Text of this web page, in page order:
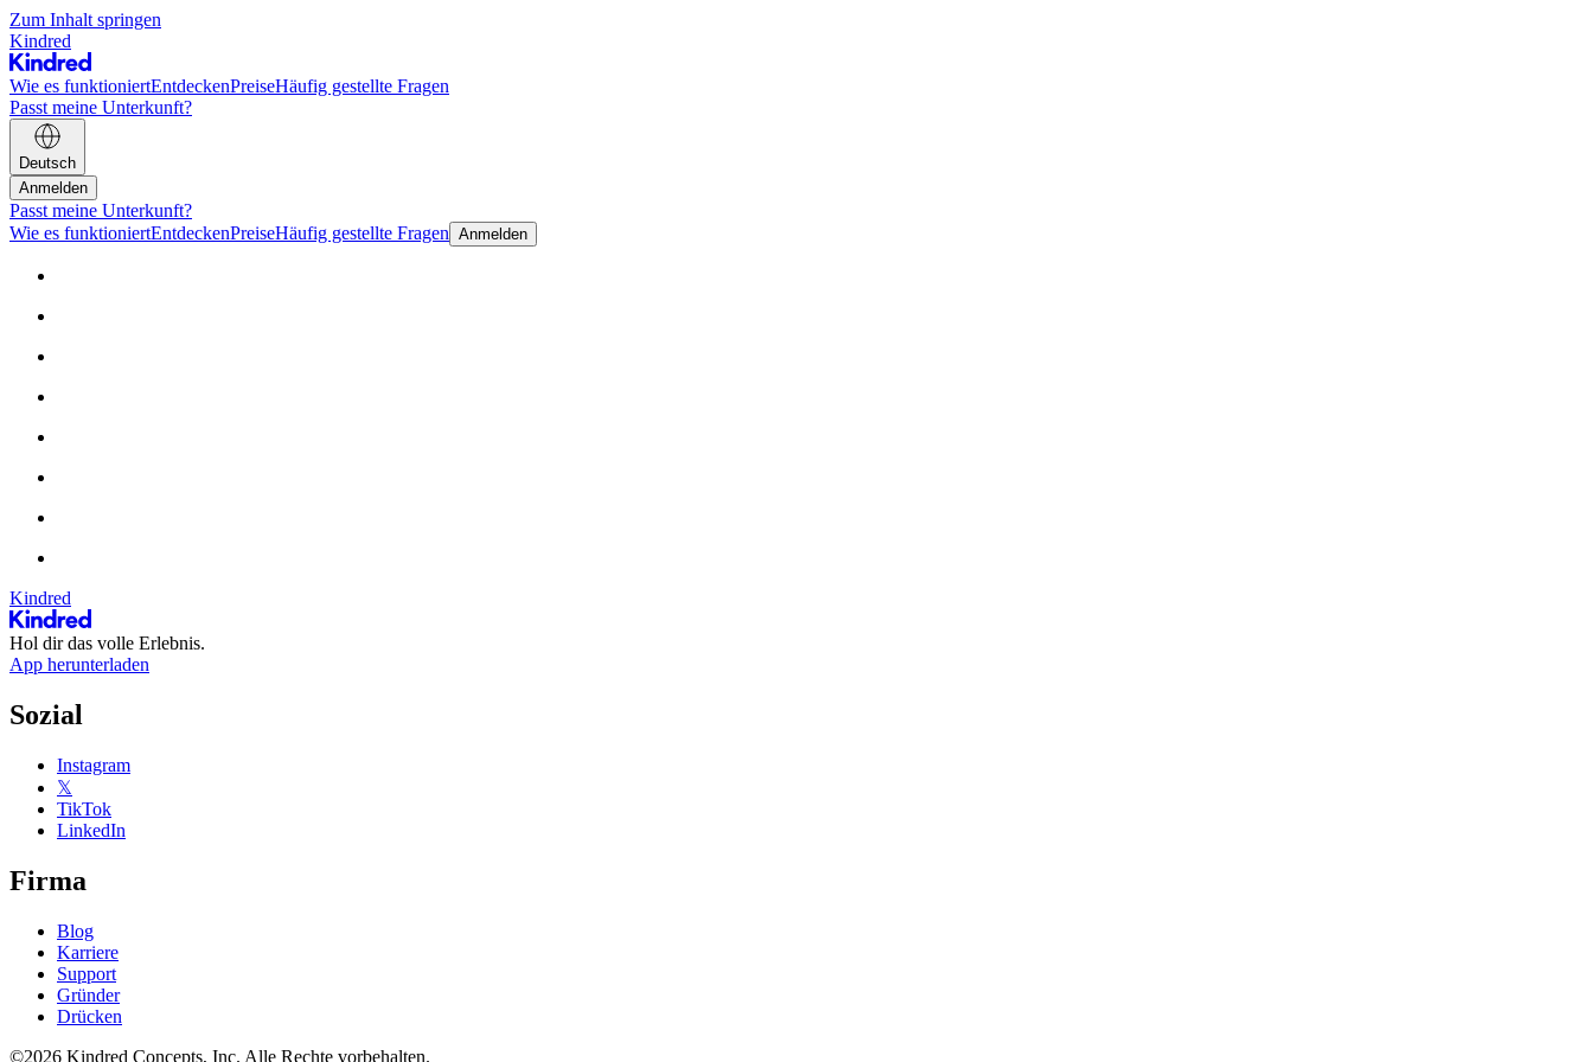
Zum Inhalt springen
Kindred
Wie es funktioniertEntdeckenPreiseHäufig gestellte Fragen
Passt meine Unterkunft?
Deutsch
Anmelden
Passt meine Unterkunft?
Wie es funktioniertEntdeckenPreiseHäufig gestellte Fragen Anmelden
Kindred
Hol dir das volle Erlebnis.
App herunterladen
Sozial
Instagram
𝕏
TikTok
LinkedIn
Firma
Blog
Karriere
Support
Gründer
Drücken
©2026 Kindred Concepts, Inc. Alle Rechte vorbehalten.